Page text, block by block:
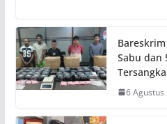
Sabu dan
6 Agustus